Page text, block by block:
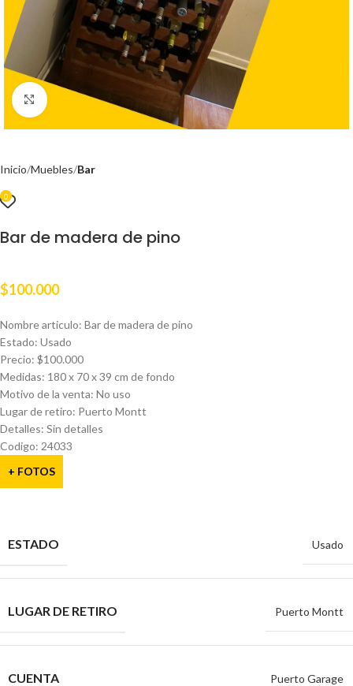
Clic para ampliar
Inicio Muebles Bar
0
Bar de madera de pino
$100.000
Nombre articulo: Bar de madera de pino
Estado: Usado
Precio: $100.000
Medidas: 180 x 70 x 39 cm de fondo
Motivo de la venta: No uso
Lugar de retiro: Puerto Montt
Detalles: Sin detalles
Codigo: 24033
+ FOTOS
ESTADO Usado
LUGAR DE RETIRO Puerto Montt
CUENTA Puerto Garage